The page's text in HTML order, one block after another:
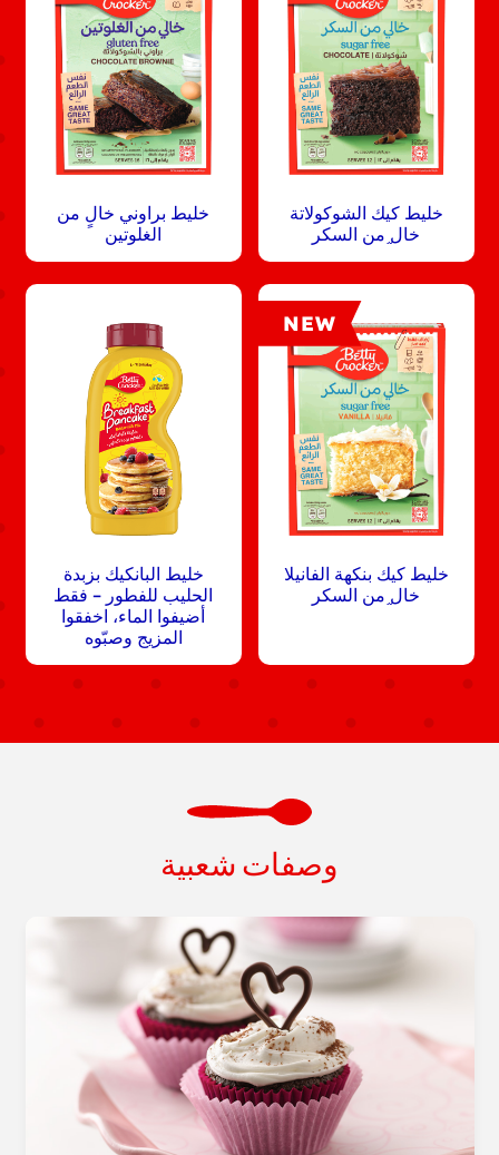
خليط كيك الشوكولاتة
خال֦ من السكر
خليط براوني خالٍ من
الغلوتين
NEW
خليط كيك بنكهة الفانيلا
خال֦ من السكر
خليط البانكيك بزبدة
الحليب للفطور – فقط
أضيفوا الماء، اخفقوا
المزيج وصبّوه
وصفات شعبية